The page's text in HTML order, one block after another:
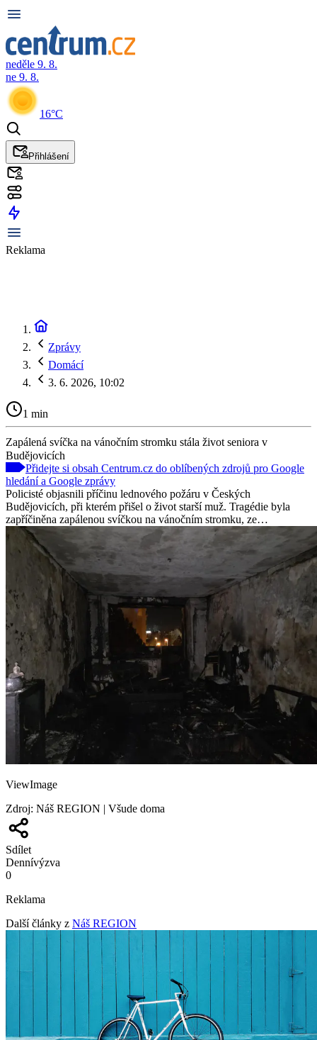
neděle 9. 8.
ne 9. 8.
16°C
Přihlášení
Reklama
Zprávy
Domácí
3. 6. 2026, 10:02
1 min
Zapálená svíčka na vánočním stromku stála život seniora v
Budějovicích
Přidejte si obsah Centrum.cz do oblíbených zdrojů pro Google
hledání a Google zprávy
Policisté objasnili příčinu lednového požáru v Českých
Budějovicích, při kterém přišel o život starší muž. Tragédie byla
zapříčiněna zapálenou svíčkou na vánočním stromku, ze…
ViewImage
Zdroj: Náš REGION | Všude doma
Sdílet
Dennívýzva
0
Reklama
Další články z Náš REGION